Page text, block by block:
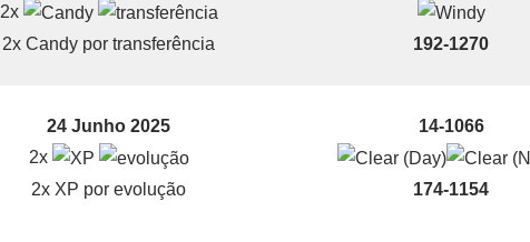
2x
2x Candy por transferência
192-1270
24 Junho 2025
2x
2x XP por evolução
14-1066
174-1154